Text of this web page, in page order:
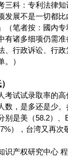
三科：专利法律
发展不是一切都
（笔者按：國內
有诸多细项仍需准
、行政诉讼、行
。）
考试试录取率的
数，是多还是少
别是美（58.2）、
），台湾又再次
识产权研究中心